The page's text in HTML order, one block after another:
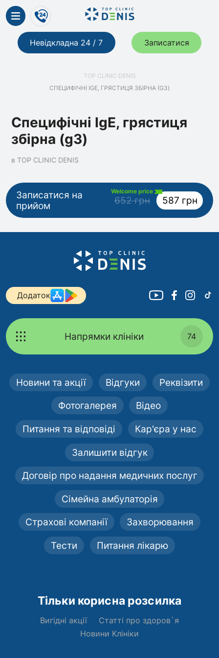
Невідкладна 24 / 7 Записатися
TOP CLINIC DENIS
СПЕЦИФІЧНІ IGE, ГРЯСТИЦЯ ЗБІРНА (G3)
Специфічні IgE, грястиця
збірна (g3)
в TOP CLINIC DENIS
Записатися на
прийом
Welcome price
652 грн 587 грн
Додаток
Напрямки клініки 74
Новини та акції Відгуки Реквізити
Фотогалерея Відео
Питання та відповіді Кар'єра у нас
Залишити відгук
Договір про надання медичних послуг
Сімейна амбулаторія
Страхові компанії Захворювання
Тести Питання лікарю
Тільки корисна розсилка
Вигідні акції
Статті про здоров`я
Новини Клініки